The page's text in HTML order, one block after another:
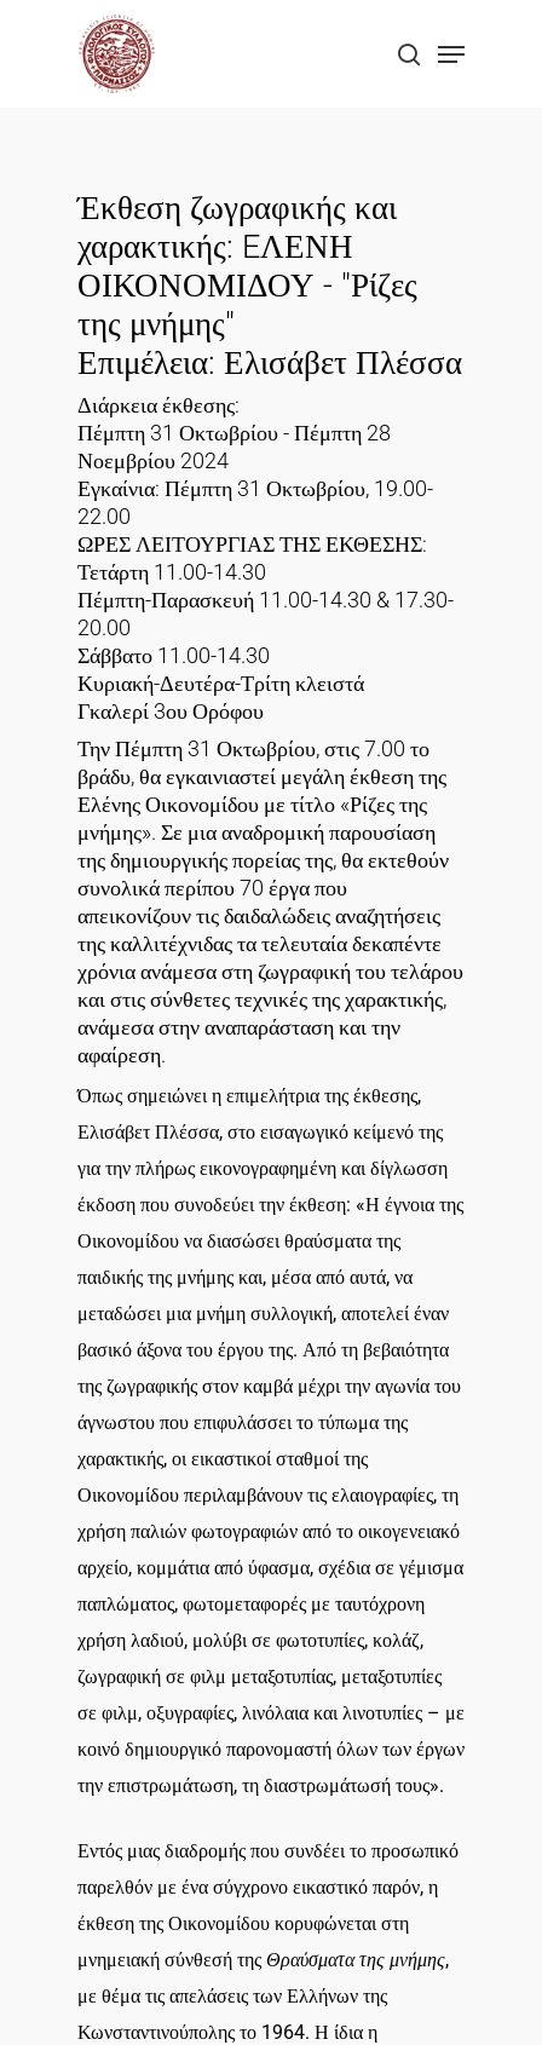
search
Menu
Έκθεση ζωγραφικής και
χαρακτικής: EΛΕΝΗ
ΟΙΚΟΝΟΜΙΔΟΥ - "Ρίζες
της μνήμης"
Επιμέλεια: Ελισάβετ Πλέσσα
Διάρκεια έκθεσης:
Πέμπτη 31 Οκτωβρίου - Πέμπτη 28
Νοεμβρίου 2024
Εγκαίνια: Πέμπτη 31 Οκτωβρίου, 19.00-
22.00
ΩΡΕΣ ΛΕΙΤΟΥΡΓΙΑΣ ΤΗΣ ΕΚΘΕΣΗΣ:
Τετάρτη 11.00-14.30
Πέμπτη-Παρασκευή 11.00-14.30 & 17.30-
20.00
Σάββατο 11.00-14.30
Κυριακή-Δευτέρα-Τρίτη κλειστά
Γκαλερί 3ου Ορόφου
Την Πέμπτη 31 Οκτωβρίου, στις 7.00 το
βράδυ, θα εγκαινιαστεί μεγάλη έκθεση της
Ελένης Οικονομίδου με τίτλο «Ρίζες της
μνήμης». Σε μια αναδρομική παρουσίαση
της δημιουργικής πορείας της, θα εκτεθούν
συνολικά περίπου 70 έργα που
απεικονίζουν τις δαιδαλώδεις αναζητήσεις
της καλλιτέχνιδας τα τελευταία δεκαπέντε
χρόνια ανάμεσα στη ζωγραφική του τελάρου
και στις σύνθετες τεχνικές της χαρακτικής,
ανάμεσα στην αναπαράσταση και την
αφαίρεση.
Όπως σημειώνει η επιμελήτρια της έκθεσης,
Ελισάβετ Πλέσσα, στο εισαγωγικό κείμενό της
για την πλήρως εικονογραφημένη και δίγλωσση
έκδοση που συνοδεύει την έκθεση: «Η έγνοια της
Οικονομίδου να διασώσει θραύσματα της
παιδικής της μνήμης και, μέσα από αυτά, να
μεταδώσει μια μνήμη συλλογική, αποτελεί έναν
βασικό άξονα του έργου της. Από τη βεβαιότητα
της ζωγραφικής στον καμβά μέχρι την αγωνία του
άγνωστου που επιφυλάσσει το τύπωμα της
χαρακτικής, οι εικαστικοί σταθμοί της
Οικονομίδου περιλαμβάνουν τις ελαιογραφίες, τη
χρήση παλιών φωτογραφιών από το οικογενειακό
αρχείο, κομμάτια από ύφασμα, σχέδια σε γέμισμα
παπλώματος, φωτομεταφορές με ταυτόχρονη
χρήση λαδιού, μολύβι σε φωτοτυπίες, κολάζ,
ζωγραφική σε φιλμ μεταξοτυπίας, μεταξοτυπίες
σε φιλμ, οξυγραφίες, λινόλαια και λινοτυπίες – με
κοινό δημιουργικό παρονομαστή όλων των έργων
την επιστρωμάτωση, τη διαστρωμάτωσή τους».
Εντός μιας διαδρομής που συνδέει το προσωπικό
παρελθόν με ένα σύγχρονο εικαστικό παρόν, η
έκθεση της Οικονομίδου κορυφώνεται στη
μνημειακή σύνθεσή της Θραύσματα της μνήμης,
με θέμα τις απελάσεις των Ελλήνων της
Κωνσταντινούπολης το 1964. Η ίδια η